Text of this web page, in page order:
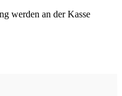
werden an der Kasse